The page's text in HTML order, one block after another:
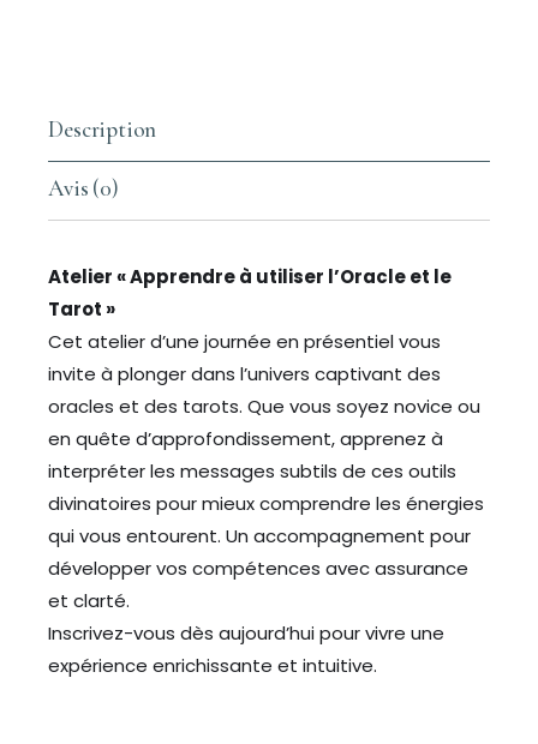
Description
Avis (0)
Atelier « Apprendre à utiliser l’Oracle et le
Tarot »
Cet atelier d’une journée en présentiel vous
invite à plonger dans l’univers captivant des
oracles et des tarots. Que vous soyez novice ou
en quête d’approfondissement, apprenez à
interpréter les messages subtils de ces outils
divinatoires pour mieux comprendre les énergies
qui vous entourent. Un accompagnement pour
développer vos compétences avec assurance
et clarté.
Inscrivez-vous dès aujourd’hui pour vivre une
expérience enrichissante et intuitive.